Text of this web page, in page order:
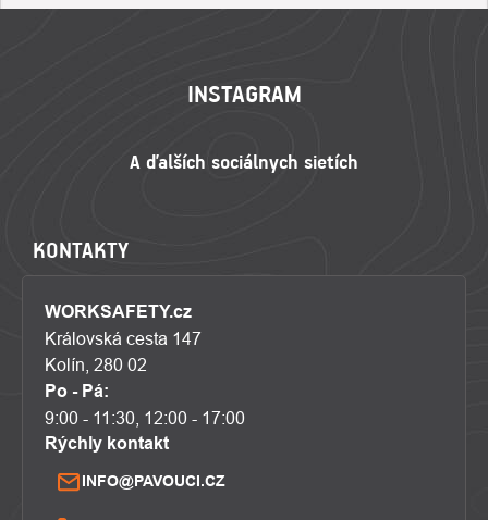
INSTAGRAM
KONTAKTY
WORKSAFETY.cz
Královská cesta 147
Kolín, 280 02
Po - Pá:
9:00 - 11:30, 12:00 - 17:00
Rýchly kontakt
INFO@PAVOUCI.CZ